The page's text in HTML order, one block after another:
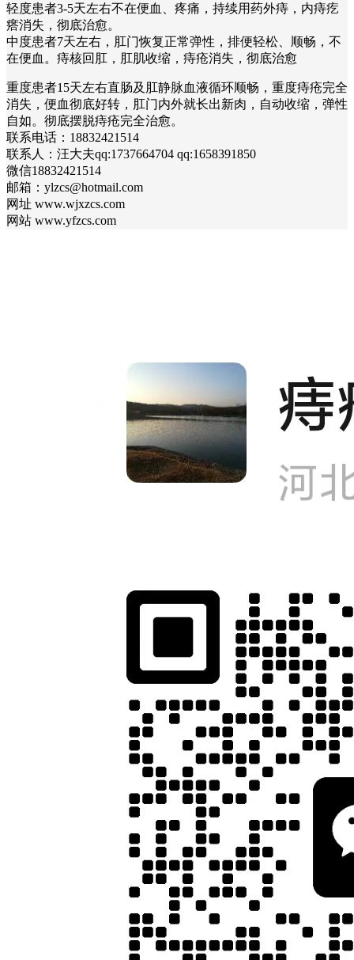
轻度患者3-5天左右不在便血、疼痛，持续用药外痔，内痔疙
瘩消失，彻底治愈。
中度患者7天左右，肛门恢复正常弹性，排便轻松、顺畅，不
在便血。痔核回肛，肛肌收缩，痔疮消失，彻底治愈
重度患者15天左右直肠及肛静脉血液循环顺畅，重度痔疮完全
消失，便血彻底好转，肛门内外就长出新肉，自动收缩，弹性
自如。彻底摆脱痔疮完全治愈。
联系电话：18832421514
联系人：汪大夫qq:1737664704 qq:1658391850
微信18832421514
邮箱：ylzcs@hotmail.com
网址 www.wjxzcs.com
网站 www.yfzcs.com